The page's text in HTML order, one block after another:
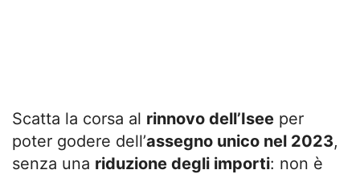
Scatta la corsa al rinnovo dell’Isee per
poter godere dell’assegno unico nel 2023,
senza una riduzione degli importi: non è